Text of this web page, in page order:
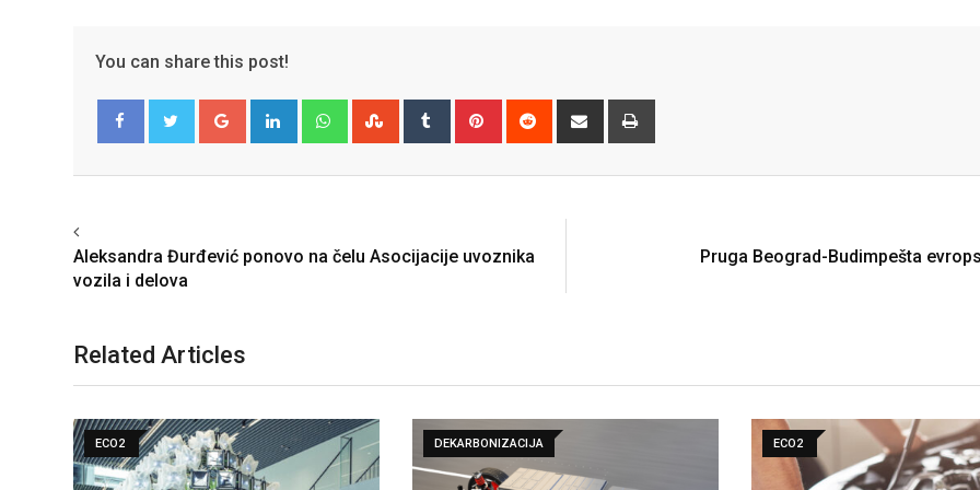
You can share this post!
Google+ LinkedIn WhatsappStumbleUpon
Tumblr Pinterest Reddit
Share
Aleksandra Đurđević ponovo na čelu Asocijacije uvoznika
vozila i delova
Pruga Beograd-Budimpešta
Related Articles
DEKARBONIZACIJA ECO2 ECO2